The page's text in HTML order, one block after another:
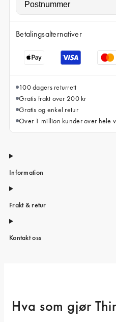
iPhone 15
iPhone 14 Pro
iPhone 14
iPhone 13 Pro
Alle telefonmodeller
Betalingsalternativer
100 dagers returrett
Gratis frakt over 200 kr
Gratis og enkel retur
Over 1 million kunder over hele
Information
Frakt & retur
Kontakt oss
Hva som gjør